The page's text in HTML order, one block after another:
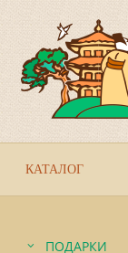
КАТАЛОГ
ПОДАРКИ